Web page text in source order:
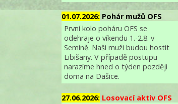
01.07.2026: Pohár mužů OFS
První kolo poháru OFS se
odehraje o víkendu 1.-2.8. v
Semíně. Naši muži budou hostit
Libišany. V případě postupu
narazíme hned o týden později
doma na Dašice.
27.06.2026: Losovací aktiv OFS